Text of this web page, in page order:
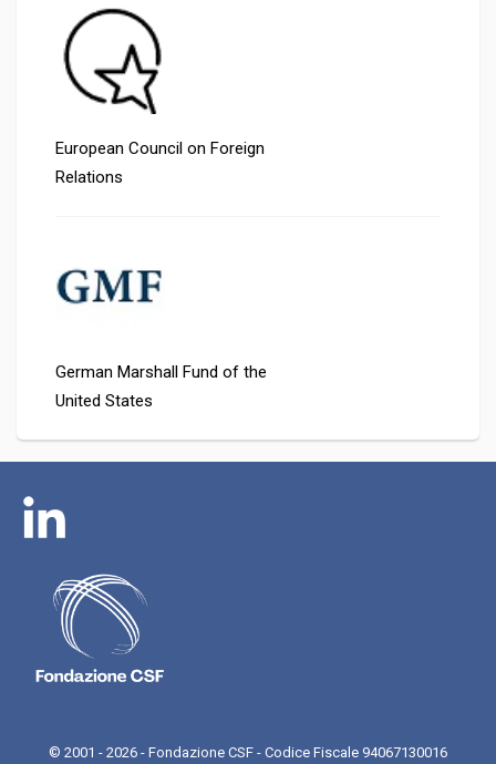
European Council on Foreign
Relations
German Marshall Fund of the
United States
© 2001 - 2026 - Fondazione CSF - Codice Fiscale 94067130016